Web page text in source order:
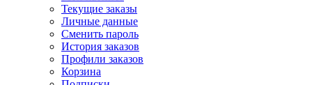
Текущие заказы
Личные данные
Сменить пароль
История заказов
Профили заказов
Корзина